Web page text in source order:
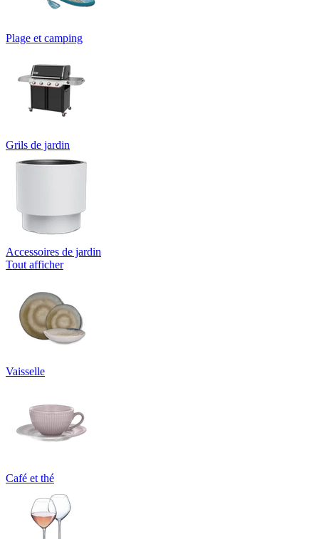
Plage et camping
Grils de jardin
Accessoires de jardin
Tout afficher
Vaisselle
Café et thé